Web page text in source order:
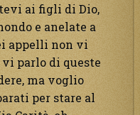
ai figli di Dio,
e anelate a
appelli non vi
vi parlo di queste
ma voglio
per stare al